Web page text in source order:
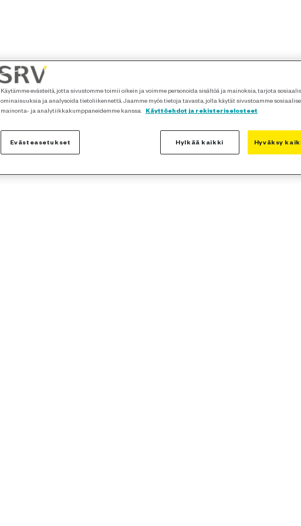
Käytämme evästeitä, jotta sivustomme toimii oikein ja voimme personoida sisältöä ja mainoksia, tarjota
ominaisuuksia ja analysoida tietoliikennettä. Jaamme myös tietoja tavasta, jolla käytät sivustoamme
mainonta- ja analytiikkakumppaneidemme kanssa.
Käyttöehdot ja rekisteriselosteet
Evästeasetukset Hylkää kaikki Hyväksy